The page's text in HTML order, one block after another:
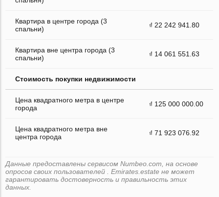
Квартира в центре города (3
спальни)
₫ 22 242 941.80
Квартира вне центра города (3
спальни)
₫ 14 061 551.63
Стоимость покупки недвижимости
Цена квадратного метра в центре
города
₫ 125 000 000.00
Цена квадратного метра вне
центра города
₫ 71 923 076.92
Данные предоставлены сервисом Numbeo.com, на основе
опросов своих пользователей . Emirates.estate не может
гарантировать достоверность и правильность этих
данных.